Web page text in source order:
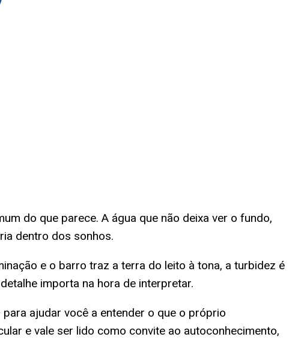
do que parece. A água que não deixa ver o fundo,
dentro dos sonhos.
e o barro traz a terra do leito à tona, a turbidez é
importa na hora de interpretar.
ajudar você a entender o que o próprio
e vale ser lido como convite ao autoconhecimento,